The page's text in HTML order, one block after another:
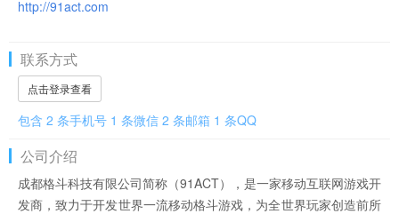
http://91act.com
联系方式
点击登录查看
包含 2 条手机号 1 条微信 2 条邮箱 1 条QQ
公司介绍
成都格斗科技有限公司简称（91ACT），是一家移动互联网游戏开
发商，致力于开发世界一流移动格斗游戏，为全世界玩家创造前所